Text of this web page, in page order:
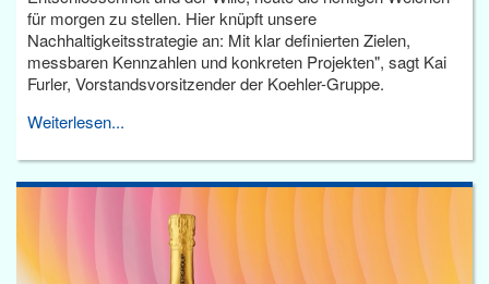
für morgen zu stellen. Hier knüpft unsere
Nachhaltigkeitsstrategie an: Mit klar definierten Zielen,
messbaren Kennzahlen und konkreten Projekten", sagt Kai
Furler, Vorstandsvorsitzender der Koehler-Gruppe.
Weiterlesen...